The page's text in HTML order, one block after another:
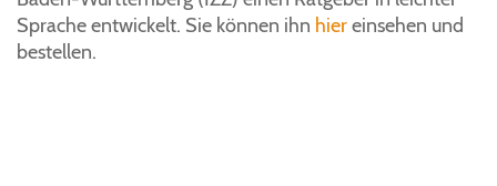
Sprache entwickelt. Sie können ihn hiereinsehen und
bestellen.